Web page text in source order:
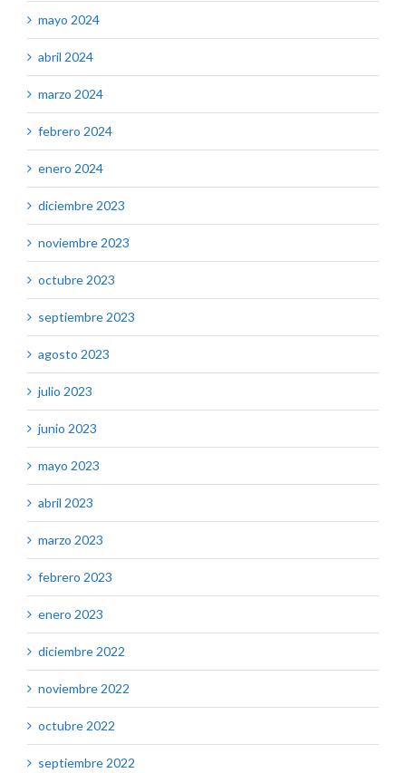
mayo 2024
abril 2024
marzo 2024
febrero 2024
enero 2024
diciembre 2023
noviembre 2023
octubre 2023
septiembre 2023
agosto 2023
julio 2023
junio 2023
mayo 2023
abril 2023
marzo 2023
febrero 2023
enero 2023
diciembre 2022
noviembre 2022
octubre 2022
septiembre 2022